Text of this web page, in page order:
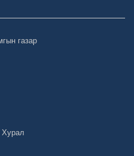
газар
Хурал